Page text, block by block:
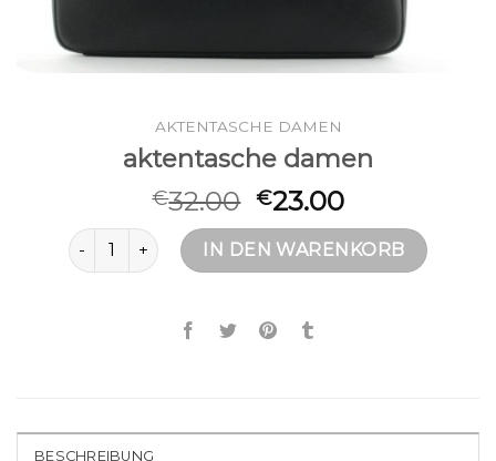
AKTENTASCHE DAMEN
aktentasche damen
€32.00 €23.00
aktentasche damen MengeIN DEN WARENKORB
BESCHREIBUNG